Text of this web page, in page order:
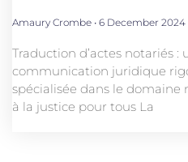
Amaury Crombe 6 December 2024
Traduction d’actes notariés :
communication juridique
spécialisée dans le domaine
à la justice pour tous La